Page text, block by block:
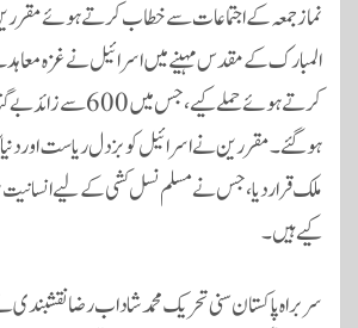
نماز جمعہ کے اجتماعات سے خطاب کرتے ہوئے
المبارک کے مقدس مہینے میں اسرائیل نے غزہ
کرتے ہوئے حملے کیے، جس
ہوگئے۔ مقررین نے اسرائیل کو بزدل ریاست اور
ملک قرار دیا، جس نے مسلم نسل کشی کے لیے
کیے ہیں۔
سربراہ پاکستان سنی تحریک محمد شاداب رضا نقشبندی